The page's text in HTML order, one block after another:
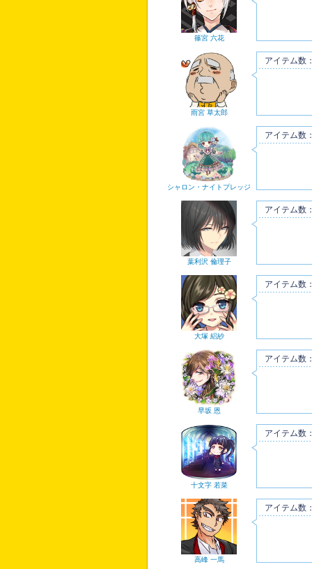
篠宮 六花
雨宮 草太郎
アイテム数
シャロン・ナイトプレッジ
アイテム数
葉利沢 倫理子
アイテム数
大塚 絽紗
アイテム数
早坂 恩
アイテム数
十文字 若菜
アイテム数
高峰 一馬
アイテム数